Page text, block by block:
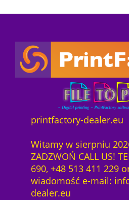
printfactory-dealer.eu
Witamy w sierpniu
ZADZWOŃ CALL US!
690, +48 513 411 229
wiadomość e-mail:
dealer.eu